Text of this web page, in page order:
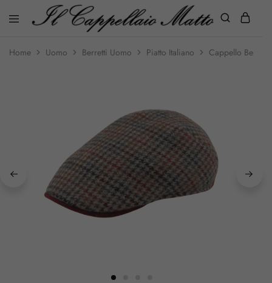
Home Uomo Berretti Uomo Piatto Italiano Cappello